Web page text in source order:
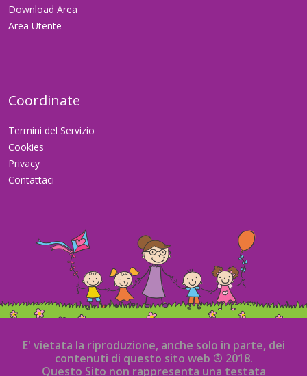
Download Area
Area Utente
Coordinate
Termini del Servizio
Cookies
Privacy
Contattaci
E' vietata la riproduzione, anche solo in parte, dei
contenuti di questo sito web ® 2018.
Questo Sito non rappresenta una testata